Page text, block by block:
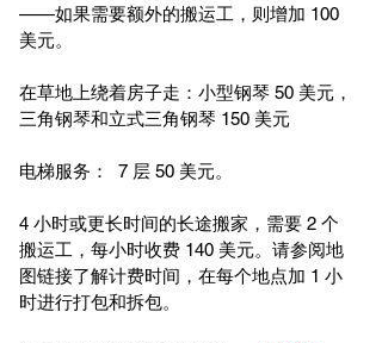
——如果需要额外的搬运工，则增加 100
美元。
在草地上绕着房子走：小型钢琴 50 美元，
三角钢琴和立式三角钢琴 150 美元
电梯服务： 7 层 50 美元。
4 小时或更长时间的长途搬家，需要 2 个
搬运工，每小时收费 140 美元。请参阅地
图链接了解计费时间，在每个地点加 1 小
时进行打包和拆包。